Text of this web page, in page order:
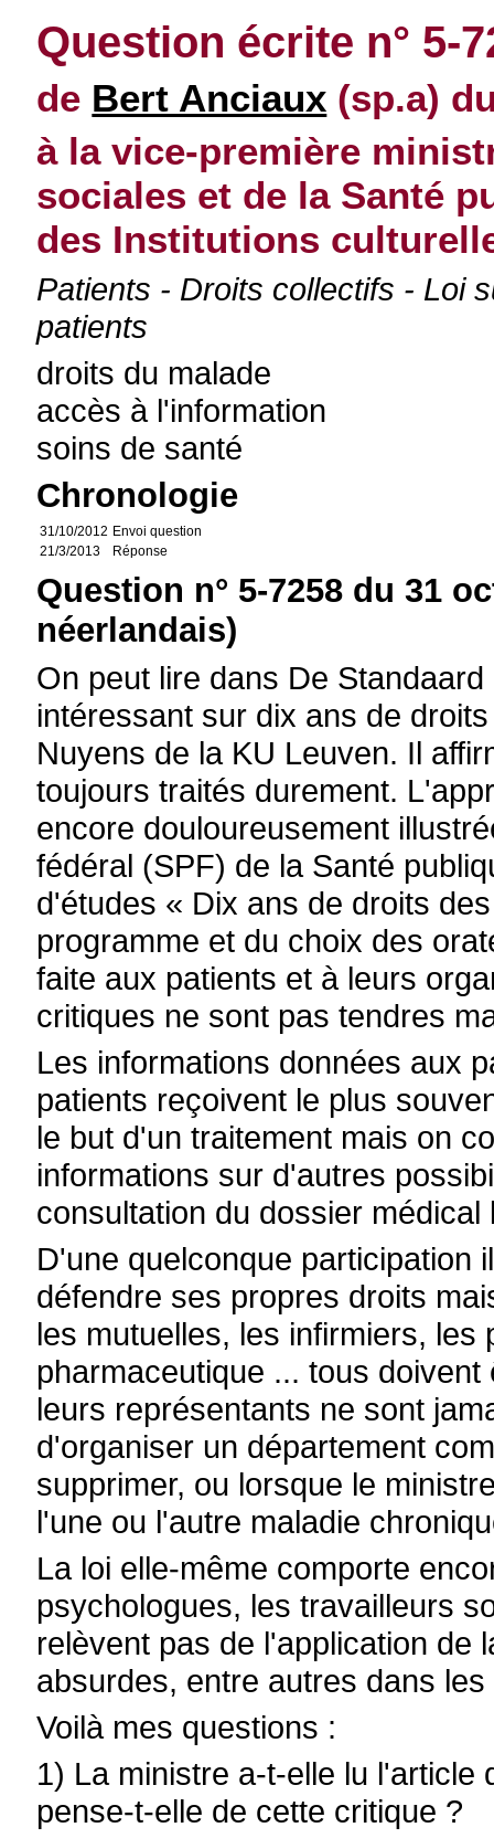
Question écrite n° 5-
de Bert Anciaux (sp.a)
à la vice-première
sociales et de la Santé
des Institutions
Patients - Droits collectifs - Loi
patients
droits du malade
accès à l'information
soins de santé
Chronologie
31/10/2012 Envoi question
21/3/2013
Réponse
Question n° 5-7258 du 31
néerlandais)
On peut lire dans De
intéressant sur dix ans de
Nuyens de la KU Leuven. Il
toujours traités durement.
encore douloureusement
fédéral (SPF) de la Santé
d'études « Dix ans de droits
programme et du choix des
faite aux patients et à leurs
critiques ne sont pas tendres
Les informations données aux
patients reçoivent le plus
le but d'un traitement mais on
informations sur d'autres
consultation du dossier
D'une quelconque participation
défendre ses propres droits
les mutuelles, les infirmiers, les
pharmaceutique ... tous
leurs représentants ne sont
d'organiser un département
supprimer, ou lorsque le
l'une ou l'autre maladie
La loi elle-même comporte
psychologues, les travailleurs
relèvent pas de l'application de
absurdes, entre autres dans
Voilà mes questions :
1) La ministre a-t-elle lu
pense-t-elle de cette critique ?